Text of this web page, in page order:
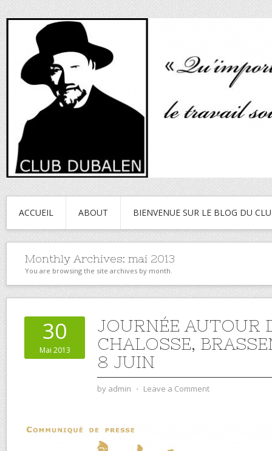
ACCUEIL ABOUT BIENVENUE SUR LE BLOG DU
Monthly Archives: mai 2013
You are browsing the site archives by month.
30
Mai 2013
JOURNÉE AUTOUR
CHALOSSE,
8 JUIN
by admin ⋅ Leave a Comment